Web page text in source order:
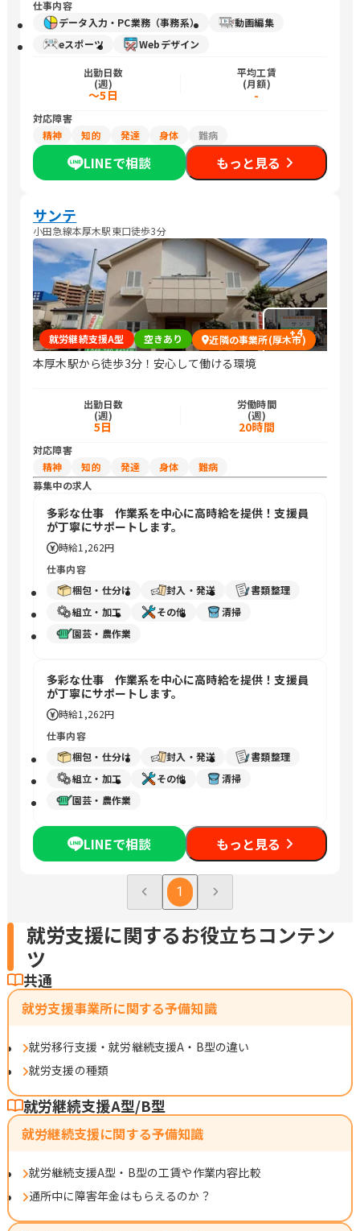
仕事内容
データ入力・PC業務（事務系）
動画編集
eスポーツ
Webデザイン
出勤日数
(週)
～5日
平均工賃
(月額)
-
対応障害
精神
知的 発達 身体 難病
LINEで相談 もっと見る
サンテ
小田急線本厚木駅東口徒歩3分
+4
就労継続支援A型 空きあり 近隣の事業所(厚木市)
本厚木駅から徒歩3分！安心して働ける環境
出勤日数
(週)
5日
労働時間
(週)
20時間
対応障害
精神
知的 発達 身体
難病
募集中の求人
多彩な仕事 作業系を中心に高時給を提供！支援員
が丁寧にサポートします。
時給1,262円
仕事内容
梱包・仕分け
封入・発送
書類整理
組立・加工
その他
清掃
園芸・農作業
多彩な仕事 作業系を中心に高時給を提供！支援員
が丁寧にサポートします。
時給1,262円
仕事内容
梱包・仕分け
封入・発送
書類整理
組立・加工
その他
清掃
園芸・農作業
LINEで相談 もっと見る
1
就労支援に関するお役立ちコンテン
ツ
共通
就労支援事業所に関する予備知識
就労移行支援・就労継続支援A・B型の違い
就労支援の種類
就労継続支援A型/B型
就労継続支援に関する予備知識
就労継続支援A型・B型の工賃や作業内容比較
通所中に障害年金はもらえるのか？